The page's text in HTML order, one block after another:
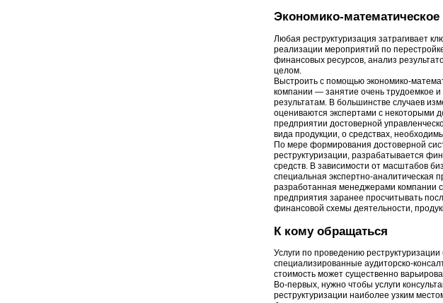
Экономико-
Любая реструктуризация затрагивает
реализации мероприятий по
финансовых ресурсов, анализ
целом.
Выстроить с помощью экономико-
компании — занятие очень трудоемкое
результатам. В большинстве случаев
оцениваются экспертами с некоторыми
предприятии достоверной
вида продукции, о средствах,
По мере формирования достоверной
реструктуризации, разрабатывается
средств. В зависимости от масштабов
специальная экспертно-аналитическая
разработанная менеджерами компании
предприятия заранее просчитывать
финансовой схемы деятельности,
К кому обращаться
Услуги по проведению
специализированные аудиторско-
стоимость может существенно
Во-первых, нужно чтобы услуги
реструктуризации наиболее узким